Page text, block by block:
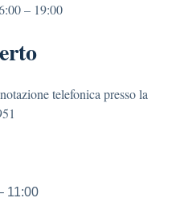
– 19:00
telefonica presso la
11:00